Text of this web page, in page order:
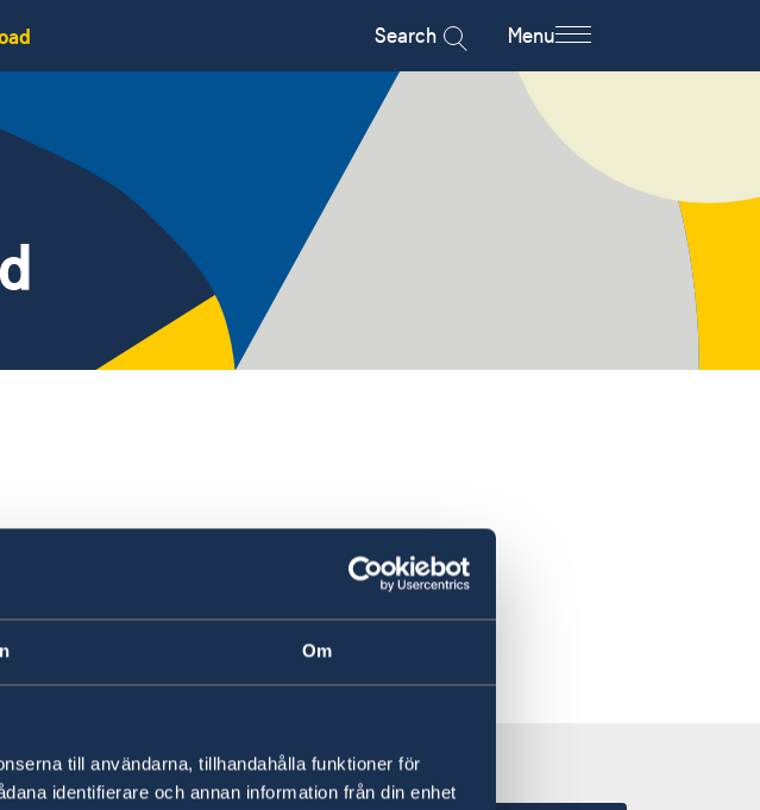
Om
till användarna, tillhandahålla funktioner för
identifierare och annan information från din enhet
Search Menu
from the Ministry of Foreign Affairs.